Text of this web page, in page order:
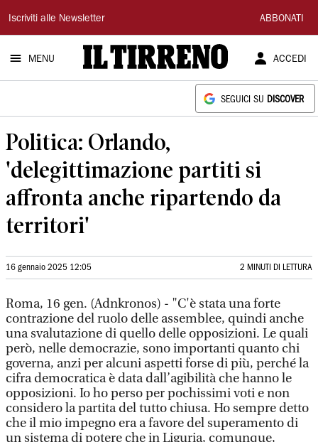
Il
Tirreno
Iscriviti alle Newsletter ABBONATI
MENU ACCEDI
SEGUICI SU DISCOVER
Politica: Orlando,
'delegittimazione partiti si
affronta anche ripartendo da
territori'
16 gennaio 2025 12:05 2 MINUTI DI LETTURA
Roma, 16 gen. (Adnkronos) - "C'è stata una forte
contrazione del ruolo delle assemblee, quindi anche
una svalutazione di quello delle opposizioni. Le quali
però, nelle democrazie, sono importanti quanto chi
governa, anzi per alcuni aspetti forse di più, perché la
cifra democratica è data dall’agibilità che hanno le
opposizioni. Io ho perso per pochissimi voti e non
considero la partita del tutto chiusa. Ho sempre detto
che il mio impegno era a favore del superamento di
un sistema di potere che in Liguria, comunque,